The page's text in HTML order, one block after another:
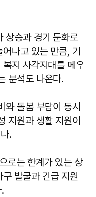
상승과 경기 둔화로
나고 있는 만큼, 기
지 사각지대를 메우
분석도 나온다.
와 돌봄 부담이 동시
지원과 생활 지원이
.
로는 한계가 있는 상
발굴과 긴급 지원